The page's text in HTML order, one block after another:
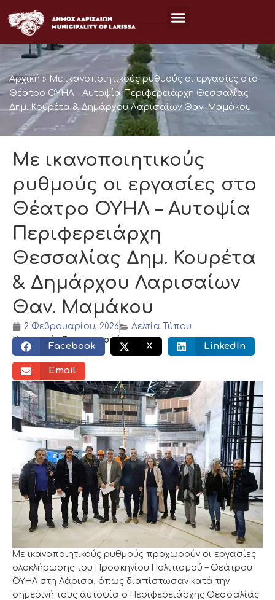
στο
περιεχόμενο
Αρχική » Με ικανοποιητικούς ρυθμούς οι εργασίες στο
Θέατρο ΟΥΗΛ – Αυτοψία Περιφερειάρχη Θεσσαλίας
Δημ. Κουρέτα & Δημάρχου Λαρισαίων Θαν. Μαμάκου
Με ικανοποιητικούς
ρυθμούς οι εργασίες στο
Θέατρο ΟΥΗΛ – Αυτοψία
Περιφερειάρχη
Θεσσαλίας Δημ. Κουρέτα
& Δημάρχου Λαρισαίων
Θαν. Μαμάκου
2 Φεβρουαρίου, 2026
Δελτία Τύπου
Κοινωνικός διαμοιρασμός:
Facebook X LinkedIn
Email
Με ικανοποιητικούς ρυθμούς προχωρούν οι εργασίες
ολοκλήρωσης του Προσκηνίου Πολιτισμού – Θεάτρου
ΟΥΗΛ στη Λάρισα, όπως διαπίστωσαν κατά την
σημερινή τους αυτοψία ο Περιφερειάρχης Θεσσαλίας